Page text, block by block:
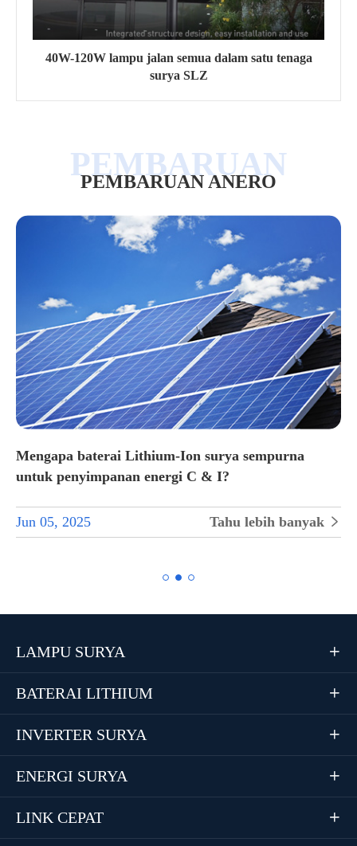
40W-120W lampu jalan semua dalam satu tenaga
surya SLZ
PEMBARUAN ANERO
Mengapa baterai Lithium-Ion surya sempurna
untuk penyimpanan energi C & I?
Jun 05, 2025 Tahu lebih banyak 
LAMPU SURYA 
BATERAI LITHIUM 
INVERTER SURYA 
ENERGI SURYA 
LINK CEPAT 